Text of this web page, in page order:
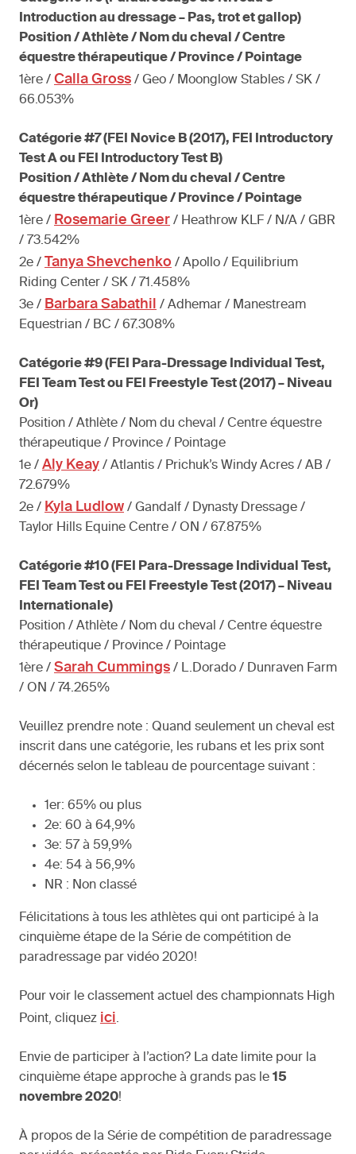
Introduction au dressage – Pas, trot et gallop)
Position / Athlète / Nom du cheval / Centre
équestre thérapeutique / Province / Pointage
1ère / Calla Gross / Geo / Moonglow Stables / SK /
66.053%
Catégorie #7 (FEI Novice B (2017), FEI Introductory
Test A ou FEI Introductory Test B)
Position / Athlète / Nom du cheval / Centre
équestre thérapeutique / Province / Pointage
1ère / Rosemarie Greer / Heathrow KLF / N/A / GBR
/ 73.542%
2e / Tanya Shevchenko / Apollo / Equilibrium
Riding Center / SK / 71.458%
3e / Barbara Sabathil
/ Adhemar / Manestream
Equestrian / BC / 67.308%
Catégorie #9 (FEI Para-Dressage Individual Test,
FEI Team Test ou FEI Freestyle Test (2017) – Niveau
Or)
Position / Athlète / Nom du cheval / Centre équestre
thérapeutique / Province / Pointage
1e / Aly Keay / Atlantis / Prichuk’s Windy Acres / AB /
72.679%
2e / Kyla Ludlow / Gandalf / Dynasty Dressage /
Taylor Hills Equine Centre / ON / 67.875%
Catégorie #10 (FEI Para-Dressage Individual Test,
FEI Team Test ou FEI Freestyle Test (2017) – Niveau
Internationale)
Position / Athlète / Nom du cheval / Centre équestre
thérapeutique / Province / Pointage
1ère / Sarah Cummings / L.Dorado / Dunraven Farm
/ ON / 74.265%
Veuillez prendre note : Quand seulement un cheval est
inscrit dans une catégorie, les rubans et les prix sont
décernés selon le tableau de pourcentage suivant :
1er: 65% ou plus
2e: 60 à 64,9%
3e: 57 à 59,9%
4e: 54 à 56,9%
NR : Non classé
Félicitations à tous les athlètes qui ont participé à la
cinquième étape de la Série de compétition de
paradressage par vidéo 2020!
Pour voir le classement actuel des championnats High
Point, cliquez ici.
Envie de participer à l’action? La date limite pour la
cinquième étape approche à grands pas le 15
novembre 2020!
À propos de la Série de compétition de paradressage